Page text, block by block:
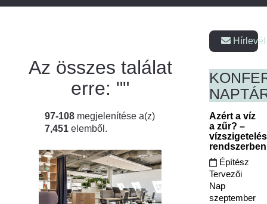
Az összes találat
erre: ""
97-108 megjelenítése a(z)
7,451 elemből.
Azért a víz
a zűr? –
Építész
Tervezői
Nap
szeptember